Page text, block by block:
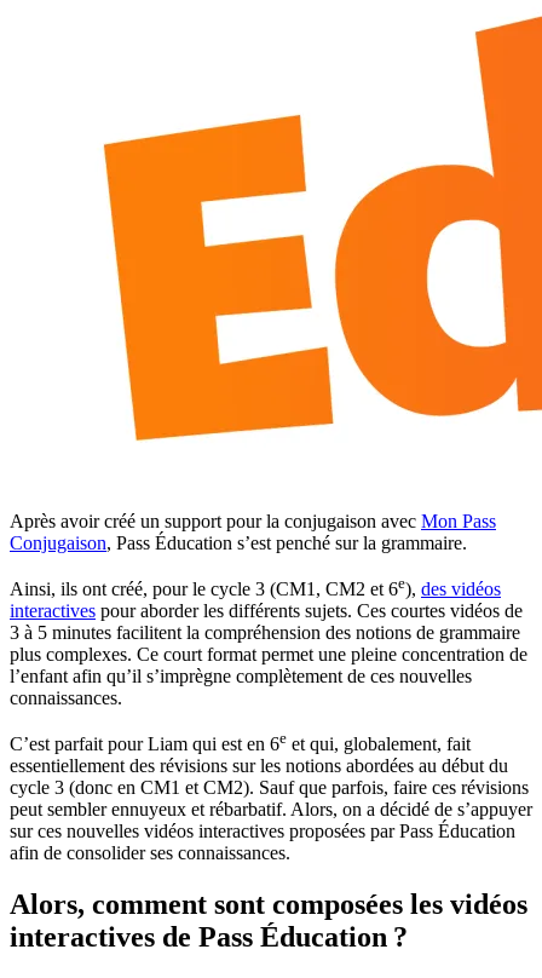
Après avoir créé un support pour la conjugaison avec Mon Pass
Conjugaison, Pass Éducation s’est penché sur la grammaire.
Ainsi, ils ont créé, pour le cycle 3 (CM1, CM2 et 6e), des vidéos
interactives pour aborder les différents sujets. Ces courtes vidéos de
3 à 5 minutes facilitent la compréhension des notions de grammaire
plus complexes. Ce court format permet une pleine concentration de
l’enfant afin qu’il s’imprègne complètement de ces nouvelles
connaissances.
C’est parfait pour Liam qui est en 6e et qui, globalement, fait
essentiellement des révisions sur les notions abordées au début du
cycle 3 (donc en CM1 et CM2). Sauf que parfois, faire ces révisions
peut sembler ennuyeux et rébarbatif. Alors, on a décidé de s’appuyer
sur ces nouvelles vidéos interactives proposées par Pass Éducation
afin de consolider ses connaissances.
Alors, comment sont composées les vidéos
interactives de Pass Éducation ?